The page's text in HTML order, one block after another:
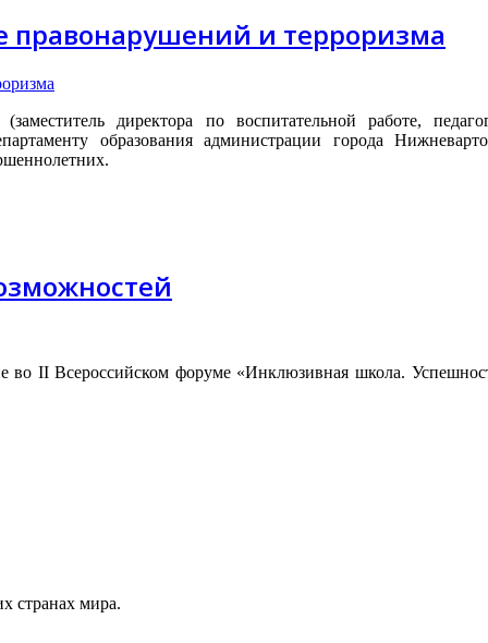
правонарушений и терроризма
директора по воспитательной работе,
образования администрации города
во II Всероссийском форуме «Инклюзивная школа.
странах мира.